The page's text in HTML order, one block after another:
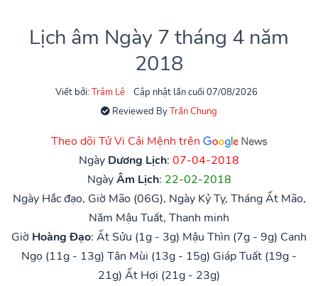
Lịch âm Ngày 7 tháng 4 năm
2018
Viết bởi: Trâm Lê
Cập nhật lần cuối 07/08/2026
Reviewed ByTrần Chung
Theo dõi Tử Vi Cải Mệnh trên
Ngày Dương Lịch: 07-04-2018
NgàyÂm Lịch: 22-02-2018
Ngày Hắc đạo, Giờ Mão (06G), Ngày Kỷ Tỵ, Tháng Ất Mão,
Năm Mậu Tuất, Thanh minh
Giờ Hoàng Đạo: Ất Sửu (1g - 3g) Mậu Thìn (7g - 9g) Canh
Ngọ (11g - 13g) Tân Mùi (13g - 15g) Giáp Tuất (19g -
21g) Ất Hợi (21g - 23g)